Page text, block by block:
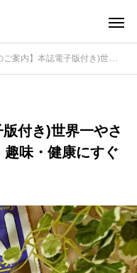
誌電子版付き)世界一やさしい70歳からのAI 生活・趣味・健康にすぐ役立つ！
版付き)世界一やさ
味・健康にすぐ